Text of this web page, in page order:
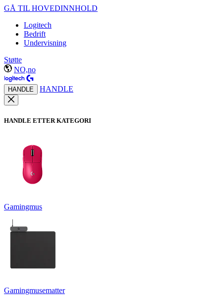
GÅ TIL HOVEDINNHOLD
Logitech
Bedrift
Undervisning
Støtte
NO,no
HANDLE HANDLE
HANDLE ETTER KATEGORI
Gamingmus
Gamingmusematter